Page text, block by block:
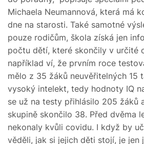
Michaela Neumannová, která má
dne na starosti. Také samotné
pouze rodičům, škola získá jen
počtu dětí, které skončily v určité
například ví, že prvním roce
mělo z 35 žáků neuvěřitelných 15
vysoký intelekt, tedy hodnoty IQ
se už na testy přihlásilo 205 žáků
skupině skončilo 38. Před dvěma
nekonaly kvůli covidu. I když by
věděli, jak si jejich děti stojí, je jen